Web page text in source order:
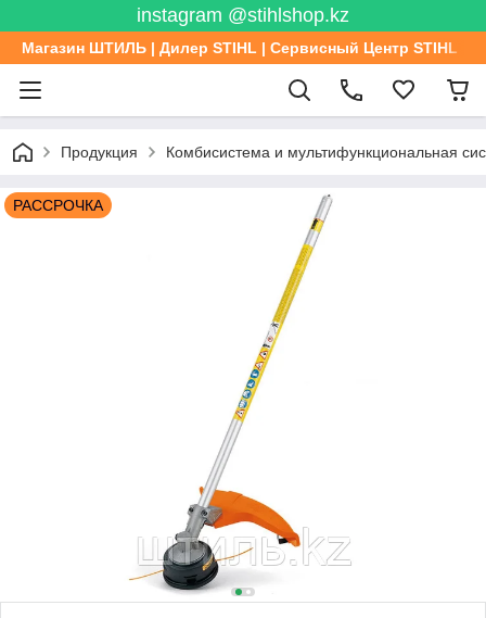
instagram @stihlshop.kz
Магазин ШТИЛЬ | Дилер STIHL | Сервисный Центр STIHL
Продукция Комбисистема и мультифункциональная
РАССРОЧКА